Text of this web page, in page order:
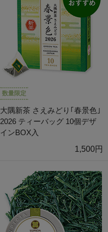
数量限定
大隅新茶 さえみどり｢春景色｣
2026 ティーバッグ 10個デザ
インBOX入
1,500円